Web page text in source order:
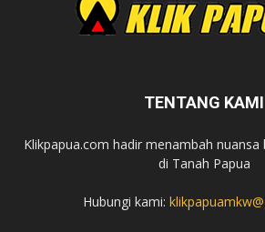
TENTANG KAMI
Klikpapua.com hadir menambah
di Tanah Papua
Hubungi kami: